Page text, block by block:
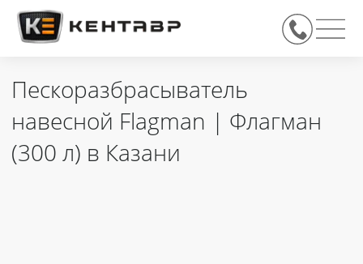
Пескоразбрасыватель
навесной Flagman | Флагман
(300 л) в Казани